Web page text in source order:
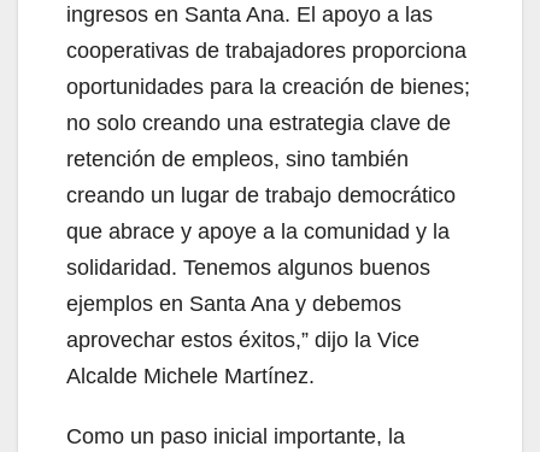
ingresos en Santa Ana. El apoyo a las
cooperativas de trabajadores proporciona
oportunidades para la creación de bienes;
no solo creando una estrategia clave de
retención de empleos, sino también
creando un lugar de trabajo democrático
que abrace y apoye a la comunidad y la
solidaridad. Tenemos algunos buenos
ejemplos en Santa Ana y debemos
aprovechar estos éxitos,” dijo la Vice
Alcalde Michele Martínez.
Como un paso inicial importante, la